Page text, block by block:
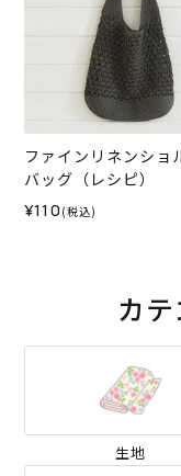
ファインリネンショ
バッグ（レシピ）
¥110 (税込)
カ
生地